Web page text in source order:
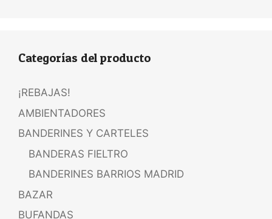
Categorías del producto
¡REBAJAS!
AMBIENTADORES
BANDERINES Y CARTELES
BANDERAS FIELTRO
BANDERINES BARRIOS MADRID
BAZAR
BUFANDAS